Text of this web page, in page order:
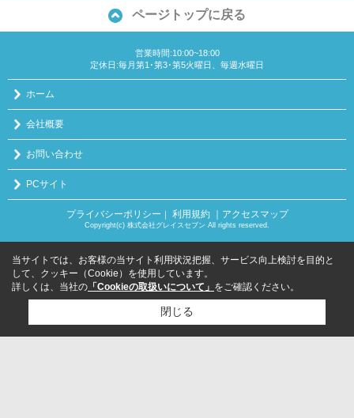
ページトップに戻る
営業時間:10:00~18:00
定休日:毎月第1･第3･第5火曜日、毎週水曜日
ホーム
会社概要
お問い合わせ
PCサイト
プライバシーポリシー 利用規約 ｜アクセスマップ
Copyright(c) 株式会社グレイスセブン All rights reserved.
当サイトでは、お客様の当サイト利用状況把握、サービス向上検討を目的と
して、クッキー（Cookie）を使用しています。
詳しくは、当社の 「Cookieの取扱いについて」 をご確認ください。
閉じる